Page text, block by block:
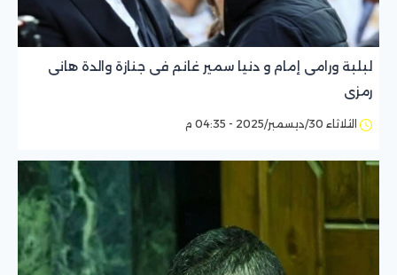
لبلبة ورامى إمام و دنيا سمير غانم فى جنازة والدة هانى
رمزى
الثلاثاء 30/ديسمبر/2025 - 04:35 م